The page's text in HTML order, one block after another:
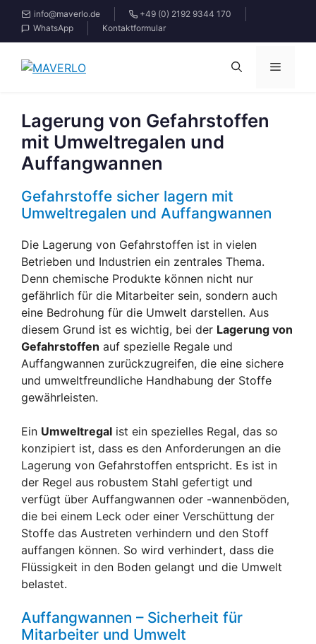
Zum
Inhalt
springen
info@maverlo.de
+49 (0) 2192 9344 170
WhatsApp
Kontaktformular
Menü
Lagerung von Gefahrstoffen
mit Umweltregalen und
Auffangwannen
Gefahrstoffe sicher lagern mit
Umweltregalen und Auffangwannen
Die Lagerung von Gefahrstoffen ist in vielen
Betrieben und Industrien ein zentrales Thema.
Denn chemische Produkte können nicht nur
gefährlich für die Mitarbeiter sein, sondern auch
eine Bedrohung für die Umwelt darstellen. Aus
diesem Grund ist es wichtig, bei der Lagerung von
Gefahrstoffen auf spezielle Regale und
Auffangwannen zurückzugreifen, die eine sichere
und umweltfreundliche Handhabung der Stoffe
gewährleisten.
Ein Umweltregal ist ein spezielles Regal, das so
konzipiert ist, dass es den Anforderungen an die
Lagerung von Gefahrstoffen entspricht. Es ist in
der Regel aus robustem Stahl gefertigt und
verfügt über Auffangwannen oder -wannenböden,
die bei einem Leck oder einer Verschüttung der
Stoffe das Austreten verhindern und den Stoff
auffangen können. So wird verhindert, dass die
Flüssigkeit in den Boden gelangt und die Umwelt
belastet.
Auffangwannen – Sicherheit für
Mitarbeiter und Umwelt